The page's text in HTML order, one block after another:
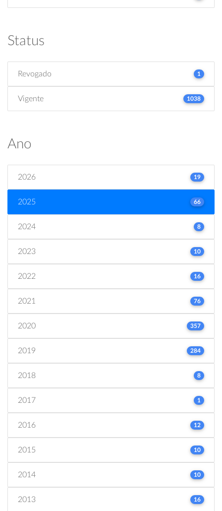
Status
Revogado 1
Vigente 1038
Ano
2026 19
2025 66
2024 8
2023 10
2022 16
2021 76
2020 357
2019 284
2018 8
2017 1
2016 12
2015 10
2014 10
2013 16